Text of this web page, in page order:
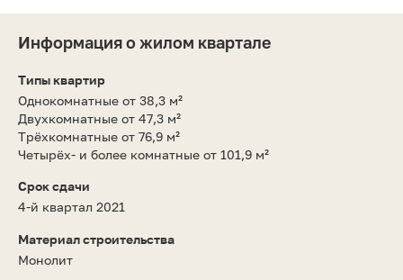
Информация о жилом квартале
Типы квартир
Однокомнатные от 38,3 м²
Двухкомнатные от 47,3 м²
Трёхкомнатные от 76,9 м²
Четырёх- и более комнатные от 101,9 м²
Срок сдачи
4-й квартал 2021
Материал строительства
Монолит